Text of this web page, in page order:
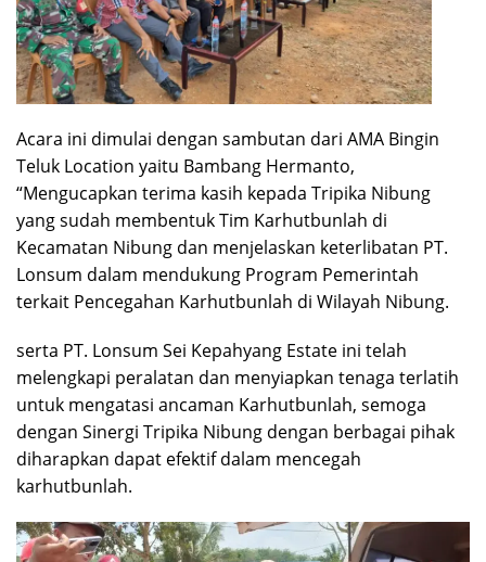
Acara ini dimulai dengan sambutan dari AMA Bingin
Teluk Location yaitu Bambang Hermanto,
“Mengucapkan terima kasih kepada Tripika Nibung
yang sudah membentuk Tim Karhutbunlah di
Kecamatan Nibung dan menjelaskan keterlibatan PT.
Lonsum dalam mendukung Program Pemerintah
terkait Pencegahan Karhutbunlah di Wilayah Nibung.
serta PT. Lonsum Sei Kepahyang Estate ini telah
melengkapi peralatan dan menyiapkan tenaga terlatih
untuk mengatasi ancaman Karhutbunlah, semoga
dengan Sinergi Tripika Nibung dengan berbagai pihak
diharapkan dapat efektif dalam mencegah
karhutbunlah.